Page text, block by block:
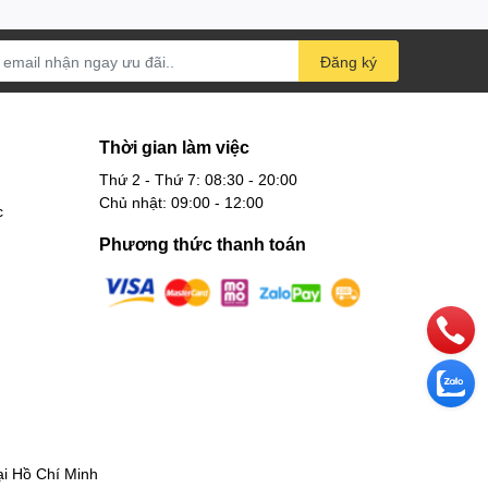
Đăng ký
Thời gian làm việc
Thứ 2 - Thứ 7: 08:30 - 20:00
Chủ nhật: 09:00 - 12:00
Phương thức thanh toán
Hồ Chí Minh